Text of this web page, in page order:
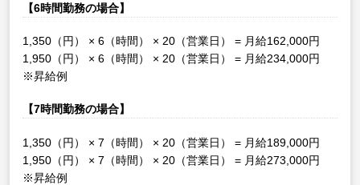
【6時間勤務の場合】
1,350（円） × 6（時間） × 20（営業日） = 月給162,000円
1,950（円） × 6（時間） × 20（営業日） = 月給234,000円
※昇給例
【7時間勤務の場合】
1,350（円） × 7（時間） × 20（営業日） = 月給189,000円
1,950（円） × 7（時間） × 20（営業日） = 月給273,000円
※昇給例